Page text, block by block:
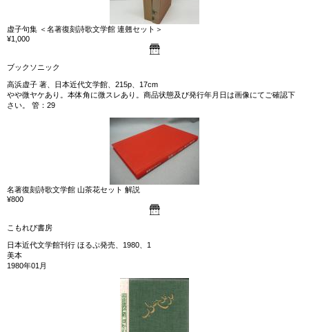
虚子句集 ＜名著復刻詩歌文学館 連翹セット＞
¥1,000
ブックソニック
高浜虚子 著、日本近代文学館、215p、17cm
やや微ヤケあり。本体角に微スレあり。商品状態及び発行年月日は画像にてご確認下
さい。 管：29
名著復刻詩歌文学館 山茶花セット 解説
¥800
こもれび書房
日本近代文学館刊行 ほるぷ発売、1980、1
美本
1980年01月